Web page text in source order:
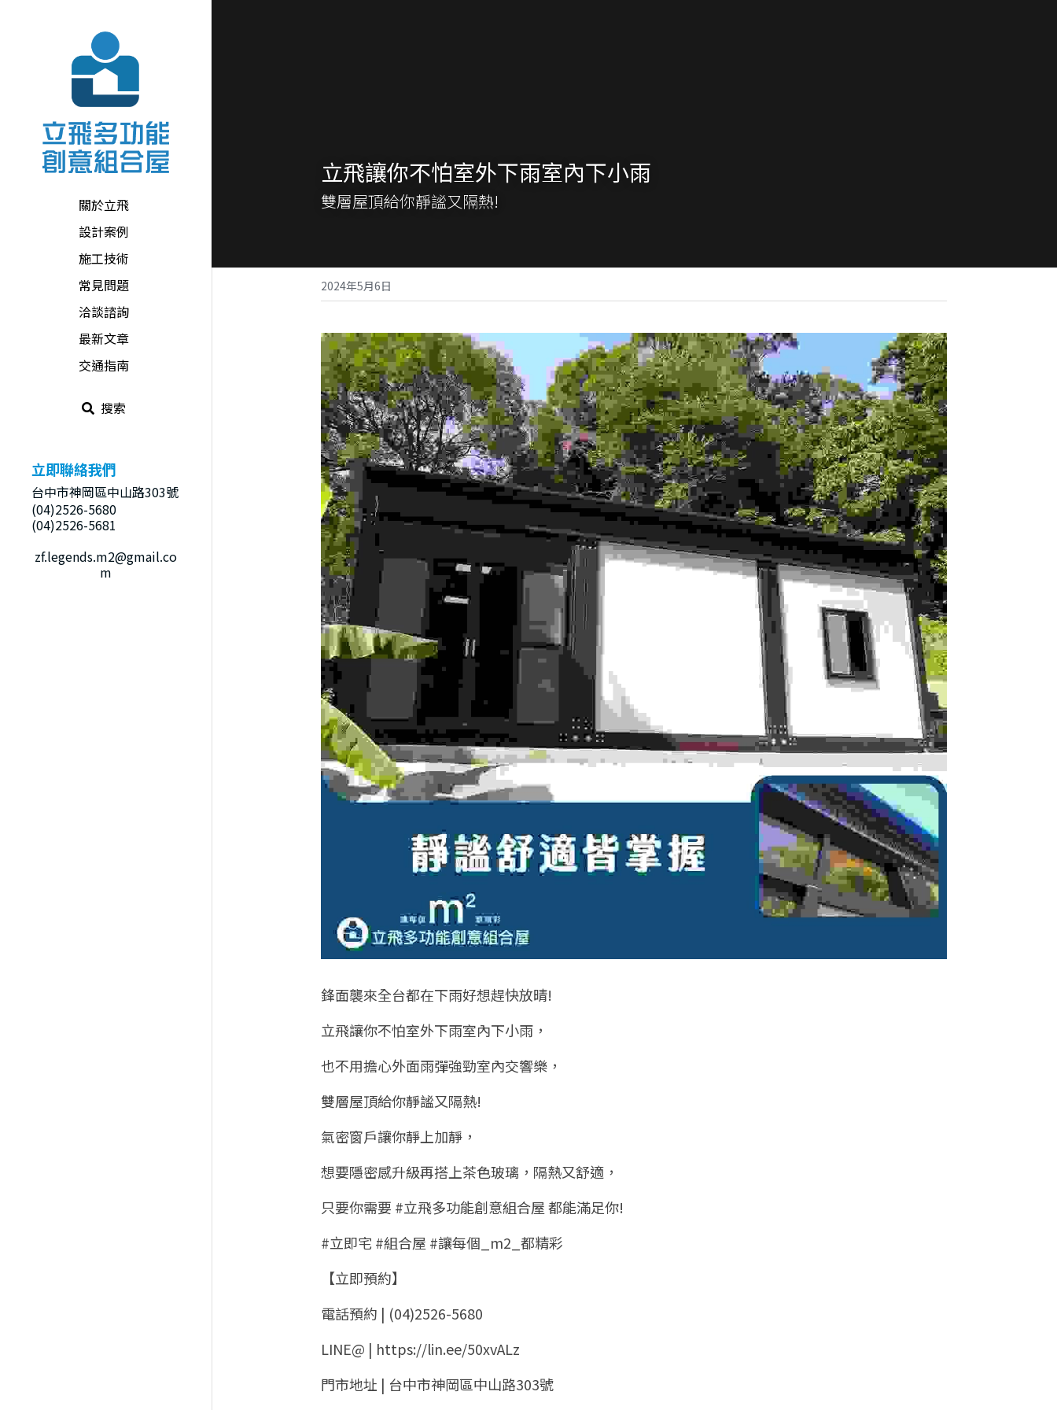
關於立飛
設計案例
施工技術
常見問題
洽談諮詢
最新文章
交通指南
搜索
立即聯絡我們
台中市神岡區中山路303號
(04)2526-5680
(04)2526-5681
zf.legends.m2@gmail.co
m
立飛讓你不怕室外下雨室內下小雨
雙層屋頂給你靜謐又隔熱!
2024年5月6日
鋒面襲來全台都在下雨好想趕快放晴!
立飛讓你不怕室外下雨室內下小雨，
也不用擔心外面雨彈強勁室內交響樂 ，
雙層屋頂給你靜謐又隔熱!
氣密窗戶讓你靜上加靜 ，
想要隱密感升級再搭上茶色玻璃，隔熱又舒適 ，
只要你需要 #立飛多功能創意組合屋 都能滿足你!
#立即宅 #組合屋 #讓每個_m2_都精彩
【立即預約】
電話預約 | (04)2526-5680
LINE@ | https://lin.ee/50xvALz
門市地址 | 台中市神岡區中山路303號